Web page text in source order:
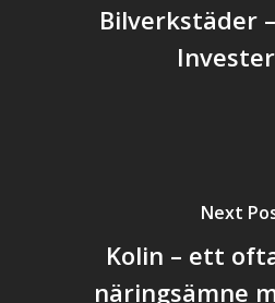
Bilverkstäder
Next
Kolin – ett
näringsämne